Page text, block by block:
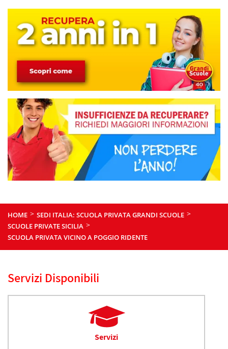
HOME > SEDI ITALIA: SCUOLA PRIVATA GRANDI SCUOLE >
SCUOLE PRIVATE SICILIA >
SCUOLA PRIVATA VICINO A POGGIO RIDENTE
Servizi Disponibili
Servizi